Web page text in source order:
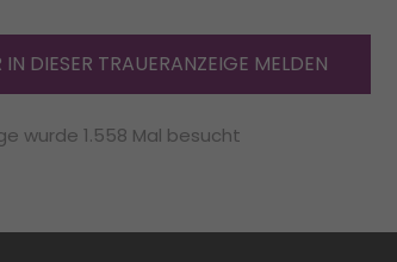
IN DIESER TRAUERANZEIGE MELDEN
wurde 1.558 Mal besucht